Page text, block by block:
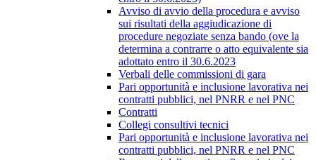
Avviso di avvio della procedura e avviso
sui risultati della aggiudicazione di
procedure negoziate senza bando (ove la
determina a contrarre o atto equivalente sia
adottato entro il 30.6.2023
Verbali delle commissioni di gara
Pari opportunità e inclusione lavorativa nei
contratti pubblici, nel PNRR e nel PNC
Contratti
Collegi consultivi tecnici
Pari opportunità e inclusione lavorativa nei
contratti pubblici, nel PNRR e nel PNC